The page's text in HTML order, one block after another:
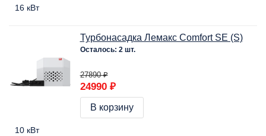
16 кВт
Турбонасадка Лемакс Comfort SE (S)
Осталось: 2 шт.
27890 ₽
24990 ₽
В корзину
10 кВт